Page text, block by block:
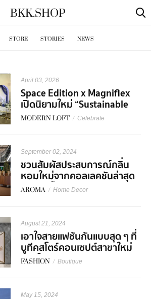
BKK.SHOP
STORE STORIES NEWS
April 03, 2026
Space Edition x Magniflex
เปิดนิยามใหม่ “Sustainable
Wellness Living”
MODERN LOFT / Celebrate
September 02, 2024
ชวนสัมผัสประสบการณ์กลิ่น
หอมใหม่จากคอลเลคชันล่าสุด
จาก PAÑPURI
AROMA / Home Decor
August 21, 2024
เอาใจสายแฟชันกันแบบสุด ๆ ที่
บูทีคสโตร์คอนเซปต์สาขาใหม่
สุดเก๋จากแบรนด์ Tory Burch
FASHION / Boutique
May 15, 2024